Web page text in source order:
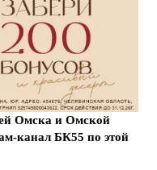
Омска и Омской
канал БК55 по этой